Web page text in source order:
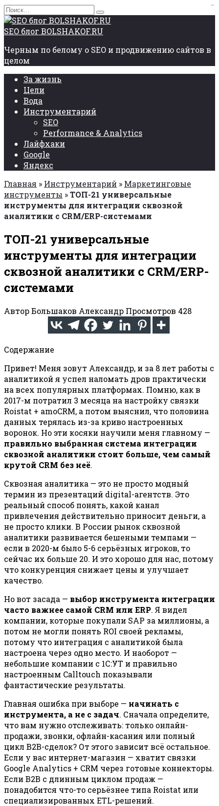
Перейти
к
содержанию
Search
for:
SEO блог BOLSHAKOF.RU
Черным по белому о SEO и продвижению сайтов в
целом
За жизнь
Цели
Вода
Инструментарий
SEO
Performance & Analytics
Лайфхаки
Google
Яндекс
Главная » Инструментарий » Маркетинговые
инструменты »ТОП-21 универсальные
инструменты для интеграции сквозной
аналитики с CRM/ERP-системами
ТОП-21 универсальные
инструменты для интеграции
сквозной аналитики с CRM/ERP-
системами
АвторБольшаков Александр Просмотров 428
Содержание
Привет! Меня зовут Александр, и за 8 лет работы с
аналитикой я успел наломать дров практически
на всех популярных платформах. Помню, как в
2017-м потратил 3 месяца на настройку связки
Roistat + amoCRM, а потом выяснил, что половина
данных терялась из-за криво настроенных
воронок. Но эти косяки научили меня главному —
правильно выбранная система интеграции
сквозной аналитики стоит больше, чем самый
крутой CRM без неё.
Сквозная аналитика — это не просто модный
термин из презентаций digital-агентств. Это
реальный способ понять, какой канал
привлечения действительно приносит деньги, а
не просто клики. В России рынок сквозной
аналитики развивается бешеными темпами —
если в 2020-м было 5-6 серьёзных игроков, то
сейчас их больше 20. И это хорошо для нас, потому
что конкуренция снижает цены и улучшает
качество.
Но вот засада — выбор инструмента интеграции
часто важнее самой CRM или ERP. Я видел
компании, которые покупали SAP за миллионы, а
потом не могли понять ROI своей рекламы,
потому что интеграция с аналитикой была
настроена через одно место. И наоборот —
небольшие компании с 1С:УТ и правильно
настроенным Calltouch показывали
фантастические результаты.
Главная ошибка при выборе — начинать с
инструмента, а не с задач. Сначала определите,
что вам нужно отслеживать: только онлайн-
продажи, звонки, офлайн-касания или полный
цикл B2B-сделок? От этого зависит всё остальное.
Если у вас интернет-магазин — хватит связки
Google Analytics + CRM через готовые коннекторы.
Если B2B с длинным циклом продаж —
понадобится что-то серьёзнее типа Roistat или
специализированных ETL-решений.